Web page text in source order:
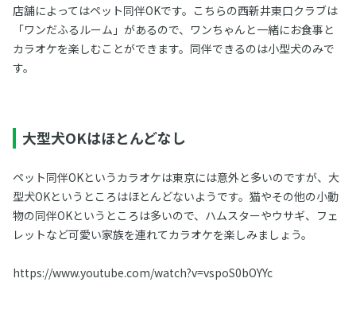
店舗によってはペット同伴OKです。こちらの西新井東口クラブは
「ワンだふるルーム」があるので、ワンちゃんと一緒にお食事と
カラオケを楽しむことができます。同伴できるのは小型犬のみで
す。
大型犬OKはほとんどなし
ペット同伴OKというカラオケは東京には意外と多いのですが、大
型犬OKというところはほとんどないようです。猫やその他の小動
物の同伴OKというところは多いので、ハムスターやウサギ、フェ
レットなど可愛い家族を連れてカラオケを楽しみましょう。
https://www.youtube.com/watch?v=vspoS0bOYYc